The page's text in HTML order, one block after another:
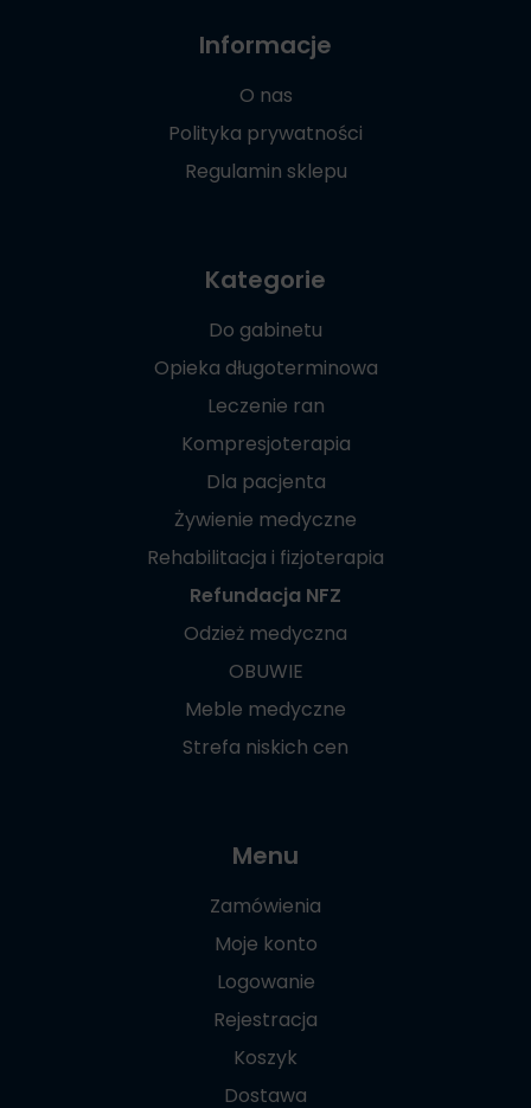
Informacje
O nas
Polityka prywatności
Regulamin sklepu
Kategorie
Do gabinetu
Opieka długoterminowa
Leczenie ran
Kompresjoterapia
Dla pacjenta
Żywienie medyczne
Rehabilitacja i fizjoterapia
Refundacja NFZ
Odzież medyczna
OBUWIE
Meble medyczne
Strefa niskich cen
Menu
Zamówienia
Moje konto
Logowanie
Rejestracja
Koszyk
Dostawa